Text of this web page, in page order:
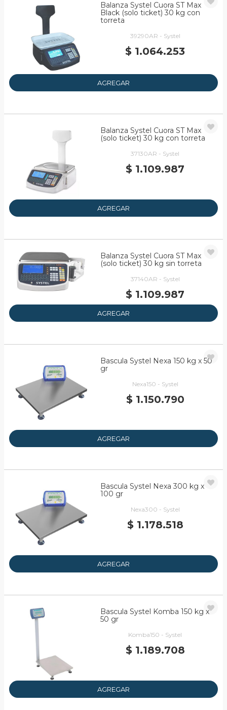
Balanza Systel Cuora ST Max
Black (solo ticket) 30 kg con
torreta
39290AR - Systel
$ 1.064.253
AGREGAR
Balanza Systel Cuora ST Max
(solo ticket) 30 kg con torreta
37130AR - Systel
$ 1.109.987
AGREGAR
Balanza Systel Cuora ST Max
(solo ticket) 30 kg sin torreta
37140AR - Systel
$ 1.109.987
AGREGAR
Bascula Systel Nexa 150 kg x 50
gr
Nexa150 - Systel
$ 1.150.790
AGREGAR
Bascula Systel Nexa 300 kg x
100 gr
Nexa300 - Systel
$ 1.178.518
AGREGAR
Bascula Systel Komba 150 kg x
50 gr
Komba150 - Systel
$ 1.189.708
AGREGAR